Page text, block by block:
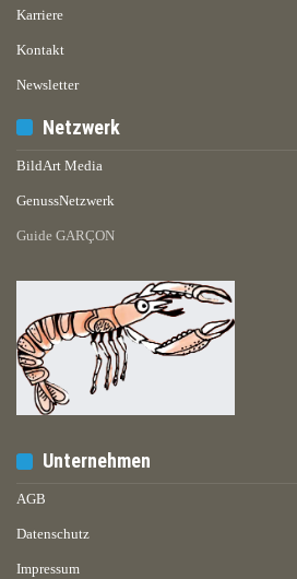
Karriere
Kontakt
Newsletter
Netzwerk
BildArt Media
GenussNetzwerk
Guide GARÇON
Unternehmen
AGB
Datenschutz
Impressum